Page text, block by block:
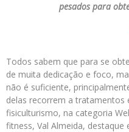
pesados para
Todos sabem que para se
de muita dedicação e foco,
não é suficiente,
delas recorrem a tratamentos
fisiculturismo, na categoria
fitness, Val Almeida,